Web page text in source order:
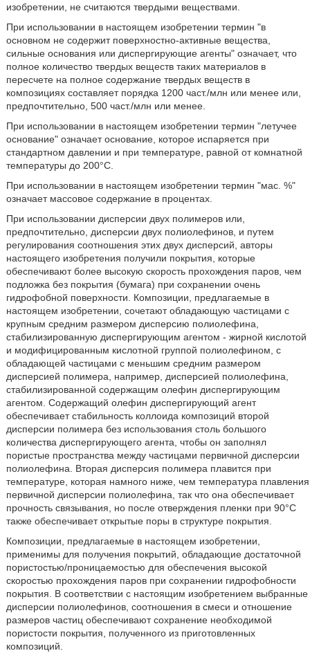
изобретении, не считаются твердыми веществами.
При использовании в настоящем изобретении термин "в
основном не содержит поверхностно-активные вещества,
сильные основания или диспергирующие агенты" означает, что
полное количество твердых веществ таких материалов в
пересчете на полное содержание твердых веществ в
композициях составляет порядка 1200 част./млн или менее или,
предпочтительно, 500 част./млн или менее.
При использовании в настоящем изобретении термин "летучее
основание" означает основание, которое испаряется при
стандартном давлении и при температуре, равной от комнатной
температуры до 200°С.
При использовании в настоящем изобретении термин "мас. %"
означает массовое содержание в процентах.
При использовании дисперсии двух полимеров или,
предпочтительно, дисперсии двух полиолефинов, и путем
регулирования соотношения этих двух дисперсий, авторы
настоящего изобретения получили покрытия, которые
обеспечивают более высокую скорость прохождения паров, чем
подложка без покрытия (бумага) при сохранении очень
гидрофобной поверхности. Композиции, предлагаемые в
настоящем изобретении, сочетают обладающую частицами с
крупным средним размером дисперсию полиолефина,
стабилизированную диспергирующим агентом - жирной кислотой
и модифицированным кислотной группой полиолефином, с
обладающей частицами с меньшим средним размером
дисперсией полимера, например, дисперсией полиолефина,
стабилизированной содержащим олефин диспергирующим
агентом. Содержащий олефин диспергирующий агент
обеспечивает стабильность коллоида композиций второй
дисперсии полимера без использования столь большого
количества диспергирующего агента, чтобы он заполнял
пористые пространства между частицами первичной дисперсии
полиолефина. Вторая дисперсия полимера плавится при
температуре, которая намного ниже, чем температура плавления
первичной дисперсии полиолефина, так что она обеспечивает
прочность связывания, но после отверждения пленки при 90°С
также обеспечивает открытые поры в структуре покрытия.
Композиции, предлагаемые в настоящем изобретении,
применимы для получения покрытий, обладающие достаточной
пористостью/проницаемостью для обеспечения высокой
скоростью прохождения паров при сохранении гидрофобности
покрытия. В соответствии с настоящим изобретением выбранные
дисперсии полиолефинов, соотношения в смеси и отношение
размеров частиц обеспечивают сохранение необходимой
пористости покрытия, полученного из приготовленных
композиций.